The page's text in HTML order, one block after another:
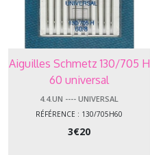
Aiguilles Schmetz 130/705 H
60 universal
4.4.UN ---- UNIVERSAL
RÉFÉRENCE : 130/705H60
3€20